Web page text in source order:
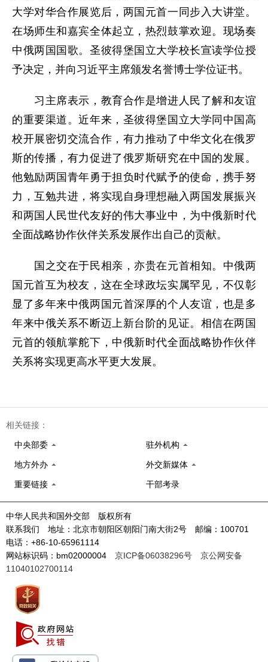
大学对华合作展览后，两国元首一同步入大讲堂。
在场师生和嘉宾全体起立，热烈鼓掌欢迎。现场奏
中俄两国国歌。圣彼得堡国立大学校长宣读学位授
予决定，并向习近平主席颁发名誉博士学位证书。
习主席表示，教育合作是增进人民了解和友谊
的重要渠道。近年来，圣彼得堡国立大学同中国高
校开展密切交流合作，有力推动了中华文化在俄罗
斯的传播，有力促进了俄罗斯研究在中国的发展。
他勉励两国青年勇于担负时代赋予的使命，携手努
力，互勉共进，将实现自身理想融入两国发展振兴
和两国人民世代友好的伟大事业中，为中俄新时代
全面战略协作伙伴关系发展作出自己的贡献。
国之交在于民相亲，亦贵在元首相知。中俄两
国元首互为校友，这在全球政坛实属罕见，不仅彰
显了多年来中俄两国元首深厚的个人友谊，也是多
年来中俄关系不断迈上新台阶的见证。相信在两国
元首的领航掌舵下，中俄新时代全面战略协作伙伴
关系将实现更高水平更大发展。
相关链接：
中央部委 驻外机构
地方外办 外交新媒体
重要链接 干部考录
中华人民共和国外交部 版权所有
联系我们 地址：北京市朝阳区朝阳门南大街2号 邮编：100701
电话：+86-10-65961114
网站标识码：bm02000004 京ICP备06038296号
京公网安备
11040102700114